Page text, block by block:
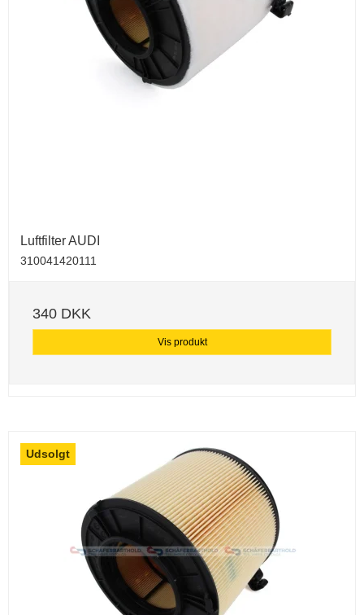
Luftfilter AUDI
310041420111
340 DKK
Vis produkt
Udsolgt